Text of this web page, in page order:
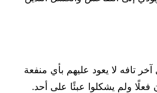
تافه لا يعود عليهم بأي منفعة
فعلًا ولم يشكلوا عبئًا على أحد.